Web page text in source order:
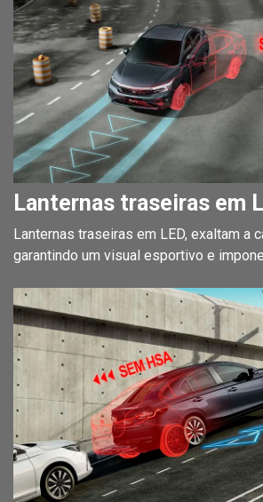
Lanternas traseiras em
Lanternas traseiras em LED, exaltam a
garantindo um visual esportivo e